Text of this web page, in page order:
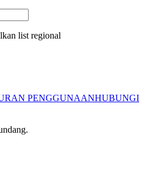
list regional
PENGGUNAANHUBUNGI